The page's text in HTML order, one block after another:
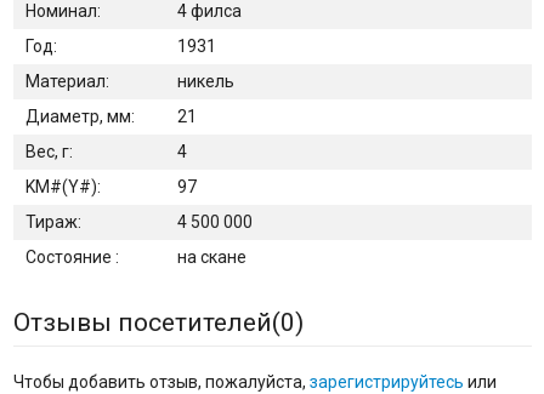
Номинал:
4 филса
Год:
1931
Материал:
никель
Диаметр, мм:
21
Вес, г:
4
KM#(Y#):
97
Тираж:
4 500 000
Состояние :
на скане
Отзывы посетителей(0)
Чтобы добавить отзыв, пожалуйста, зарегистрируйтесь или